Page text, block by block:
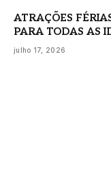
ATRAÇÕES
PARA TODAS AS
julho 17, 2026